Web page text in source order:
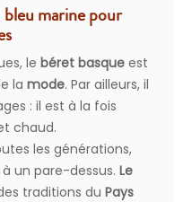
marine pour
le béret basque est
la mode. Par ailleurs, il
: il est à la fois
chaud.
les générations,
un pare-dessus. Le
traditions du Pays